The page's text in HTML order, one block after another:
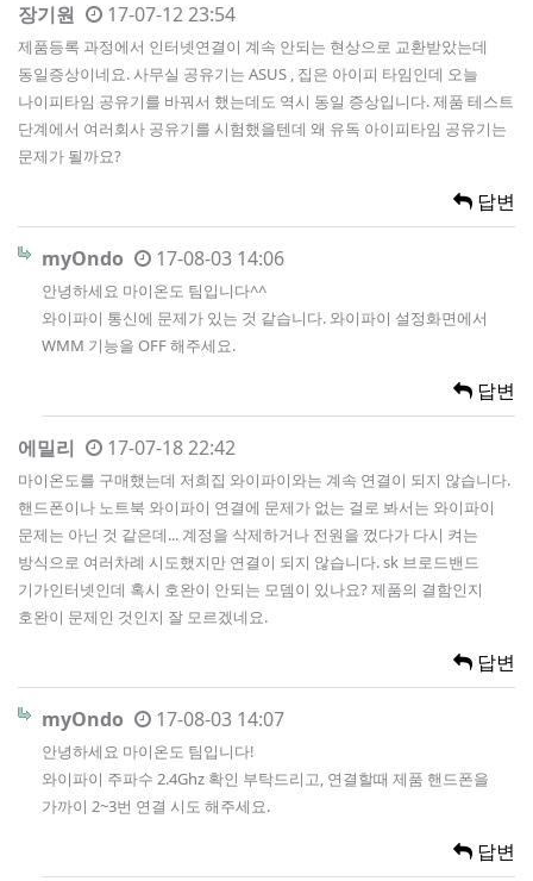
장기원 17-07-12 23:54
제품등록 과정에서 인터넷연결이 계속 안되는 현상으로 교환받았는데
동일증상이네요. 사무실 공유기는 ASUS , 집은 아이피 타임인데 오늘
나이피타임 공유기를 바꿔서 했는데도 역시 동일 증상입니다. 제품 테스트
단계에서 여러회사 공유기를 시험했을텐데 왜 유독 아이피타임 공유기는
문제가 될까요?
답변
myOndo 17-08-03 14:06
안녕하세요 마이온도 팀입니다^^
와이파이 통신에 문제가 있는 것 같습니다. 와이파이 설정화면에서
WMM 기능을 OFF 해주세요.
답변
에밀리 17-07-18 22:42
마이온도를 구매했는데 저희집 와이파이와는 계속 연결이 되지 않습니다.
핸드폰이나 노트북 와이파이 연결에 문제가 없는 걸로 봐서는 와이파이
문제는 아닌 것 같은데... 계정을 삭제하거나 전원을 껐다가 다시 켜는
방식으로 여러차례 시도했지만 연결이 되지 않습니다. sk 브로드밴드
기가인터넷인데 혹시 호완이 안되는 모뎀이 있나요? 제품의 결함인지
호완이 문제인 것인지 잘 모르겠네요.
답변
myOndo 17-08-03 14:07
안녕하세요 마이온도 팀입니다!
와이파이 주파수 2.4Ghz 확인 부탁드리고, 연결할때 제품 핸드폰을
가까이 2~3번 연결 시도 해주세요.
답변